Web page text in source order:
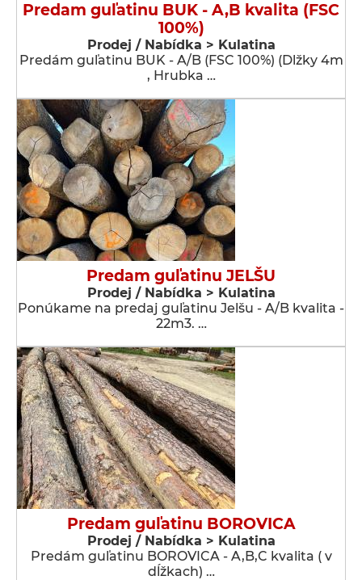
Predam guľatinu BUK - A,B kvalita (FSC
100%)
Prodej / Nabídka > Kulatina
Predám guľatinu BUK - A/B (FSC 100%) (Dlžky 4m
, Hrubka …
Predam guľatinu JELŠU
Prodej / Nabídka > Kulatina
Ponúkame na predaj guľatinu Jelšu - A/B kvalita -
22m3. …
Predam guľatinu BOROVICA
Prodej / Nabídka > Kulatina
Predám guľatinu BOROVICA - A,B,C kvalita ( v
dĺžkach) …